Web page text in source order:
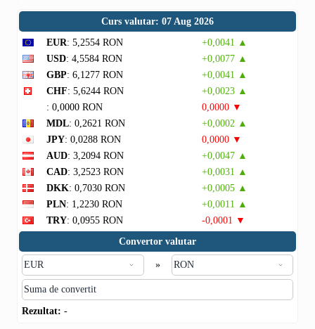
Curs valutar: 07 Aug 2026
EUR: 5,2554 RON
+0,0041 ▲
USD: 4,5584 RON
+0,0077 ▲
GBP: 6,1277 RON
+0,0041 ▲
CHF: 5,6244 RON
+0,0023 ▲
: 0,0000 RON
0,0000 ▼
MDL: 0,2621 RON
+0,0002 ▲
JPY: 0,0288 RON
0,0000 ▼
AUD: 3,2094 RON
+0,0047 ▲
CAD: 3,2523 RON
+0,0031 ▲
DKK: 0,7030 RON
+0,0005 ▲
PLN: 1,2230 RON
+0,0011 ▲
TRY: 0,0955 RON
-0,0001 ▼
Convertor valutar
»
Rezultat: -